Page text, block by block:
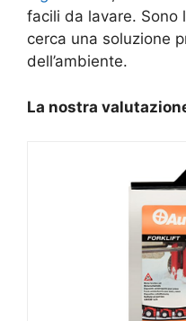
facili da lavare. Sono
cerca una soluzione
dell’ambiente.
La nostra